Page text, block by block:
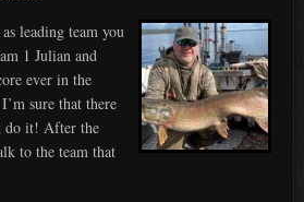
leading team you
1 Julian and
ever in the
sure that there
do it! After the
to the team that